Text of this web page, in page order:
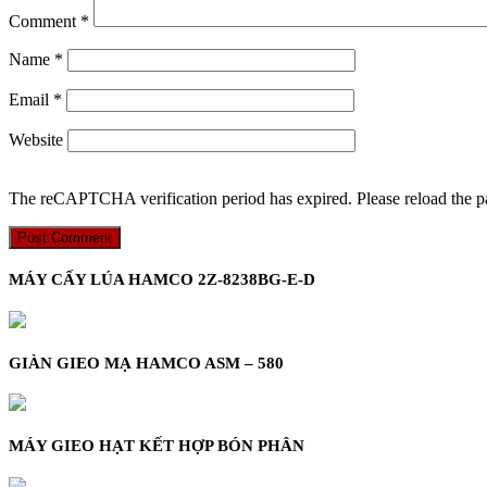
Comment *
Name *
Email *
Website
The reCAPTCHA verification period has expired. Please reload the
MÁY CẤY LÚA HAMCO 2Z-8238BG-E-D
GIÀN GIEO MẠ HAMCO ASM – 580
MÁY GIEO HẠT KẾT HỢP BÓN PHÂN